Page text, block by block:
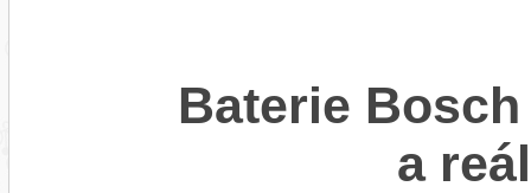
Baterie Bosch
a